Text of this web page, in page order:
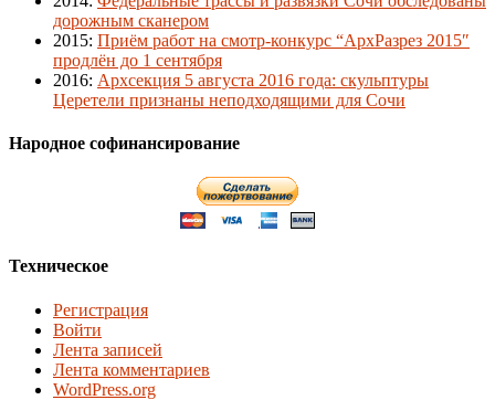
дорожным сканером
2015: Приём работ на смотр-конкурс “АрхРазрез 2015″
продлён до 1 сентября
2016: Архсекция 5 августа 2016 года: скульптуры
Церетели признаны неподходящими для Сочи
Народное софинансирование
Техническое
Регистрация
Войти
Лента записей
Лента комментариев
WordPress.org